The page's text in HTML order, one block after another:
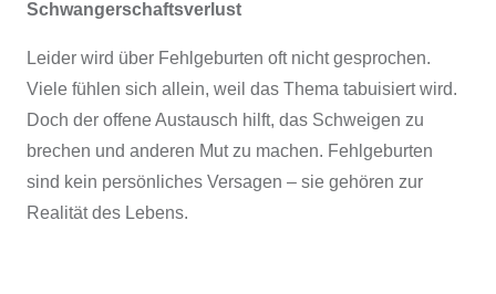
Schwangerschaftsverlust
Leider wird über Fehlgeburten oft nicht gesprochen.
Viele fühlen sich allein, weil das Thema tabuisiert wird.
Doch der offene Austausch hilft, das Schweigen zu
brechen und anderen Mut zu machen. Fehlgeburten
sind kein persönliches Versagen – sie gehören zur
Realität des Lebens.